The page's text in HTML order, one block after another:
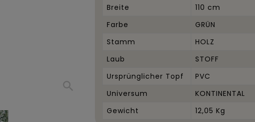
search
Breite
110 cm
Farbe
GRÜN
Stamm
HOLZ
Laub
STOFF
Ursprünglicher Topf
PVC
Universum
KONTINENTAL
Gewicht
12,05 Kg